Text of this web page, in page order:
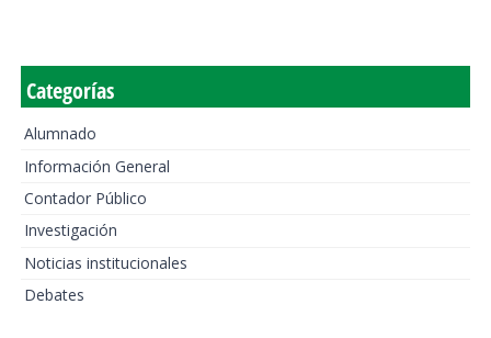
Categorías
Alumnado
Información General
Contador Público
Investigación
Noticias institucionales
Debates